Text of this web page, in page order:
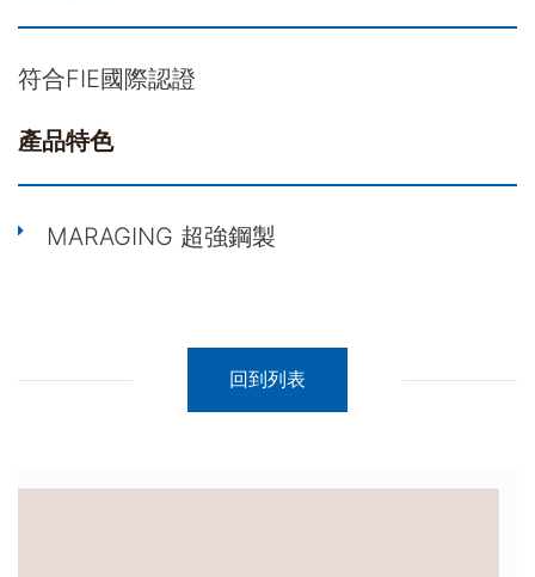
符合FIE國際認證
產品特色
MARAGING 超強鋼製
回到列表